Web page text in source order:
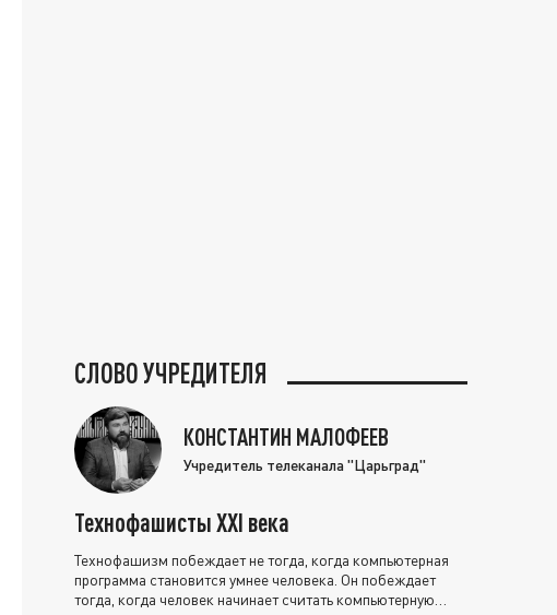
СЛОВО УЧРЕДИТЕЛЯ
КОНСТАНТИН МАЛОФЕЕВ
Учредитель телеканала "Царьград"
Технофашисты XXI века
Технофашизм побеждает не тогда, когда компьютерная
программа становится умнее человека. Он побеждает
тогда, когда человек начинает считать компьютерную